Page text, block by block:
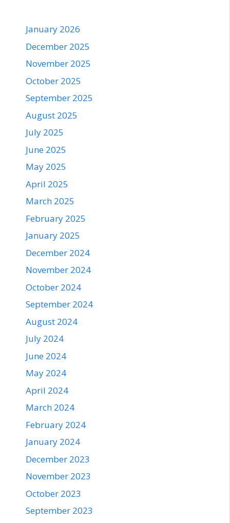
January 2026
December 2025
November 2025
October 2025
September 2025
August 2025
July 2025
June 2025
May 2025
April 2025
March 2025
February 2025
January 2025
December 2024
November 2024
October 2024
September 2024
August 2024
July 2024
June 2024
May 2024
April 2024
March 2024
February 2024
January 2024
December 2023
November 2023
October 2023
September 2023